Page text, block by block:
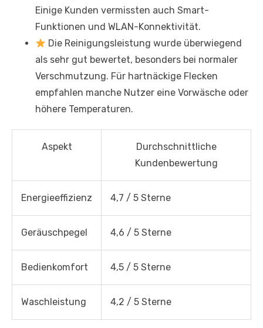
Einige Kunden vermissten auch Smart-
Funktionen und WLAN-Konnektivität.
Die Reinigungsleistung wurde überwiegend
als sehr gut bewertet, besonders bei normaler
Verschmutzung. Für hartnäckige Flecken
empfahlen manche Nutzer eine Vorwäsche oder
höhere Temperaturen.
Aspekt
Durchschnittliche
Kundenbewertung
Energieeffizienz 4,7 / 5 Sterne
Geräuschpegel 4,6 / 5 Sterne
Bedienkomfort 4,5 / 5 Sterne
Waschleistung 4,2 / 5 Sterne